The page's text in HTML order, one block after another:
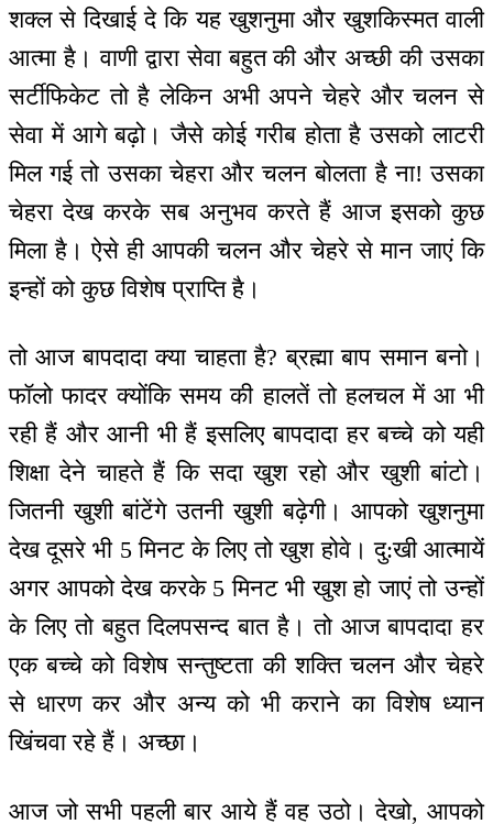
शक्ल से दिखाई दे कि यह खुशनुमा और खुशकिस्मत वाली
आत्मा है। वाणी द्वारा सेवा बहुत की और अच्छी की उसका
सर्टीफिकेट तो है लेकिन अभी अपने चेहरे और चलन से
सेवा में आगे बढ़ो। जैसे कोई गरीब होता है उसको लाटरी
मिल गई तो उसका चेहरा और चलन बोलता है ना! उसका
चेहरा देख करके सब अनुभव करते हैं आज इसको कुछ
मिला है। ऐसे ही आपकी चलन और चेहरे से मान जाएं कि
इन्हों को कुछ विशेष प्राप्ति है।
तो आज बापदादा क्या चाहता है? ब्रह्मा बाप समान बनो।
फॉलो फादर क्योंकि समय की हालतें तो हलचल में आ भी
रही हैं और आनी भी हैं इसलिए बापदादा हर बच्चे को यही
शिक्षा देने चाहते हैं कि सदा खुश रहो और खुशी बांटो।
जितनी खुशी बांटेंगे उतनी खुशी बढ़ेगी। आपको खुशनुमा
देख दूसरे भी 5 मिनट के लिए तो खुश होवे। दु:खी आत्मायें
अगर आपको देख करके 5 मिनट भी खुश हो जाएं तो उन्हों
के लिए तो बहुत दिलपसन्द बात है। तो आज बापदादा हर
एक बच्चे को विशेष सन्तुष्टता की शक्ति चलन और चेहरे
से धारण कर और अन्य को भी कराने का विशेष ध्यान
खिंचवा रहे हैं। अच्छा।
आज जो सभी पहली बार आये हैं वह उठो। देखो, आपको